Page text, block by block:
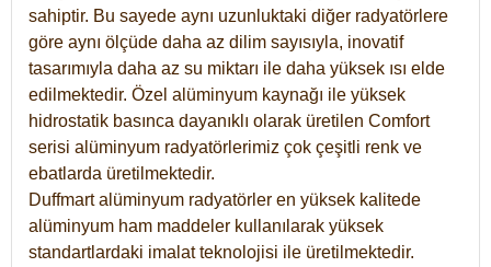
sahiptir. Bu sayede aynı uzunluktaki diğer radyatörlere
göre aynı ölçüde daha az dilim sayısıyla, inovatif
tasarımıyla daha az su miktarı ile daha yüksek ısı elde
edilmektedir. Özel alüminyum kaynağı ile yüksek
hidrostatik basınca dayanıklı olarak üretilen Comfort
serisi alüminyum radyatörlerimiz çok çeşitli renk ve
ebatlarda üretilmektedir.
Duffmart alüminyum radyatörler en yüksek kalitede
alüminyum ham maddeler kullanılarak yüksek
standartlardaki imalat teknolojisi ile üretilmektedir.